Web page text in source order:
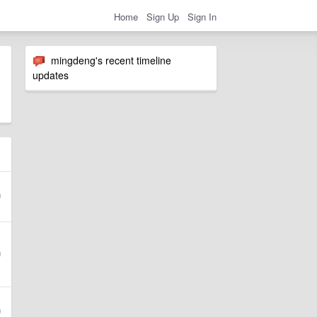
Home Sign Up Sign In
mingdeng's recent timeline
updates